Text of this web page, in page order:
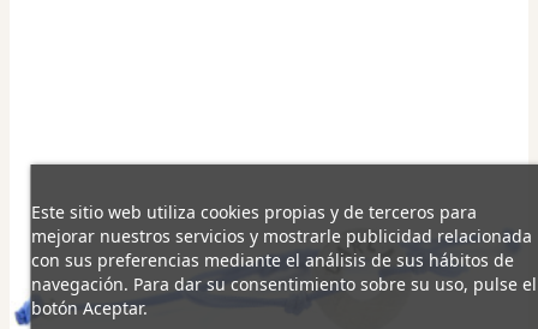
Este sitio web utiliza cookies propias y de terceros para
mejorar nuestros servicios y mostrarle publicidad relacionada
con sus preferencias mediante el análisis de sus hábitos de
navegación. Para dar su consentimiento sobre su uso, pulse el
botón Aceptar.